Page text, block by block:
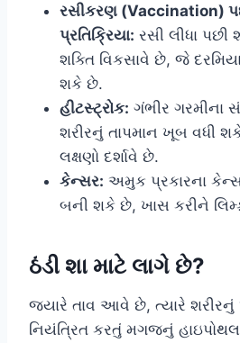
રસીકરણ (Vaccination)
પ્રતિક્રિયા: રસી લીધા પછી
શક્તિ વિકસાવે છે, જે
શકે છે.
હીટસ્ટ્રોક: ગંભીર ગરમીના
શરીરનું તાપમાન ખૂબ વધી
લક્ષણો દર્શાવે છે.
કેન્સર: અમુક પ્રકારના
બની શકે છે, ખાસ કરીને
ઠંડી શા માટે લાગે છે?
જ્યારે તાવ આવે છે, ત્યારે શરીરનું
નિયંત્રિત કરતું મગજનું